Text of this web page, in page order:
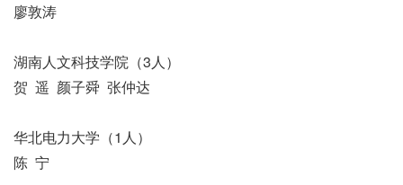
廖敦涛
湖南人文科技学院（3人）
贺 遥 颜子舜 张仲达
华北电力大学（1人）
陈 宁